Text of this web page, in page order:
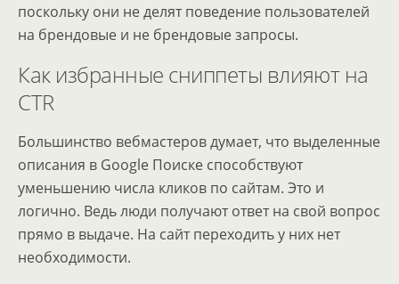
поскольку они не делят поведение пользователей
на брендовые и не брендовые запросы.
Как избранные сниппеты влияют на
CTR
Большинство вебмастеров думает, что выделенные
описания в Google Поиске способствуют
уменьшению числа кликов по сайтам. Это и
логично. Ведь люди получают ответ на свой вопрос
прямо в выдаче. На сайт переходить у них нет
необходимости.